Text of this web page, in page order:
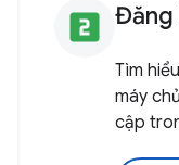
looks_two Đăng
Tìm
máy
cập